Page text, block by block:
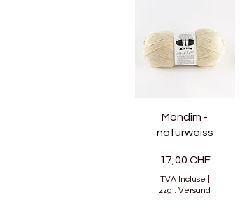
Mondim -
naturweiss
Prix
17,00 CHF
TVA Incluse
zzgl. Versand